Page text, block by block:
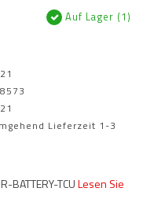
Auf Lager (1)
Lieferzeit 1-3
BATTERY-TCULesen Sie